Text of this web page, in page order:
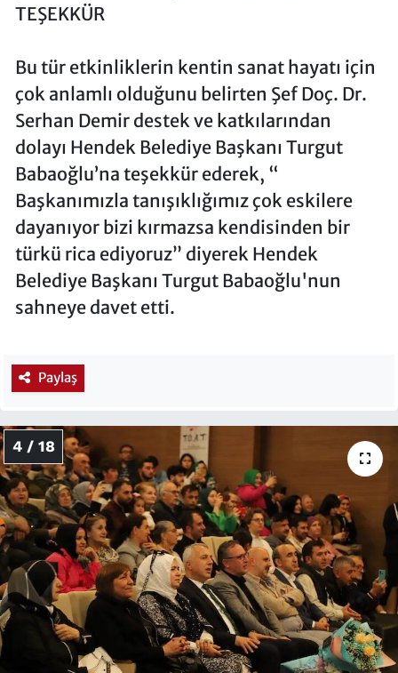
TEŞEKKÜR
Bu tür etkinliklerin kentin sanat hayatı için
çok anlamlı olduğunu belirten Şef Doç. Dr.
Serhan Demir destek ve katkılarından
dolayı Hendek Belediye Başkanı Turgut
Babaoğlu’na teşekkür ederek, “
Başkanımızla tanışıklığımız çok eskilere
dayanıyor bizi kırmazsa kendisinden bir
türkü rica ediyoruz” diyerek Hendek
Belediye Başkanı Turgut Babaoğlu'nun
sahneye davet etti.
Paylaş
4 / 18